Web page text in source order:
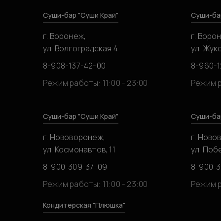
Суши-бар "Суши Край"
г. Воронеж,
ул. Волгоградская 4
8-908-137-42-00
Режим работы: 11:00 - 23:00
Суши-
г.
ул.
8-960-
Режим
Суши-бар "Суши Край"
г. Нововоронеж,
ул. Космонавтов, 11
8-900-309-37-09
Режим работы: 11:00 - 23:00
Суши-
г.
ул.
8-900-
Режим
Кондитерская "Плюшка"